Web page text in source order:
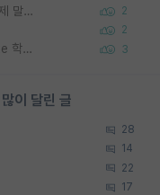
타대학원 컨텍 준비중인데, 지도교수님께는 언제 말씀드려야 할까요? 2
2
우리나라도 학구 열풍보면 Higher Doctorate 학위가 필요하다고 봅니다. 3
이 달린 글
28
14
22
17